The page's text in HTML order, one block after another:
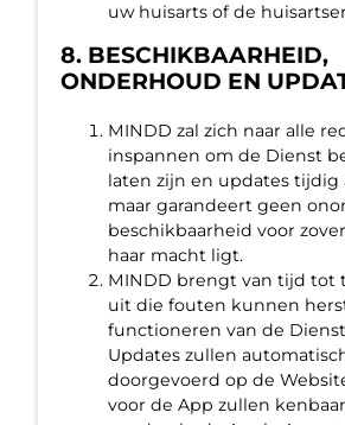
uw huisarts of de
8. BESCHIKBAARHEID,
ONDERHOUD EN
MINDD zal zich naar alle
inspannen om de Dienst
laten zijn en updates tijdig
maar garandeert geen
beschikbaarheid voor
haar macht ligt.
MINDD brengt van tijd tot
uit die fouten kunnen
functioneren van de
Updates zullen
doorgevoerd op de
voor de App zullen